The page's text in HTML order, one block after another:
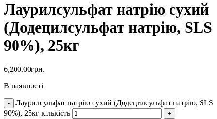
Лаурилсульфат натрію сухий
(Додецилсульфат натрію, SLS
90%), 25кг
6,200.00грн.
В наявності
Лаурилсульфат натрію сухий (Додецилсульфат натрію, SLS
90%), 25кг кількість